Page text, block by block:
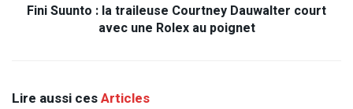
Fini Suunto : la traileuse Courtney Dauwalter court
avec une Rolex au poignet
Lire aussi cesArticles